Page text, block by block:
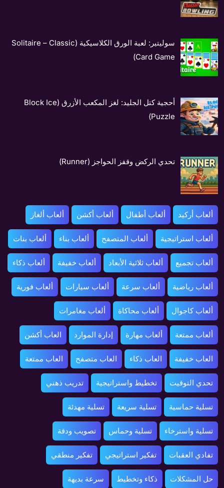
سوليتير: لعبة الورق الكلاسيكية (Solitaire – Classic
Card Game)
أحجية كتل الجليد: لغز المكعب الأزرق (Block Ice
Puzzle)
تحدي الركض وقفز الحواجز (Runner)
ألعاب أركيد ألعاب أطفال ألعاب أكشن ألعاب ألغاز
ألعاب استراتيجية ألعاب المتصفح ألعاب بناء ألعاب بنات
ألعاب تجميع ألعاب ثلاثية الأبعاد ألعاب خفيفة ألعاب ذكاء
ألعاب رياضية ألعاب سرعة ألعاب سيارات ألعاب فورية
ألعاب كاجوال ألعاب محاكاة ألعاب مغامرات
ألعاب ممتعة ألعاب مهارة إدارة الموارد العاب أكشن
العاب خفيفة العاب ذكاء العاب متصفح العاب ممتعة
تحدي التوقيت تخطيط واستراتيجية تدريب ذهني
تسلية حماسية تسلية سريعة تسلية مهدئة
تسلية واسترخاء تسلية وحماس تصويب ودقة
تفادي العقبات تفكير استراتيجي تفكير منطقي
حل المشكلات ذكاء وتخطيط سرعة بديهة